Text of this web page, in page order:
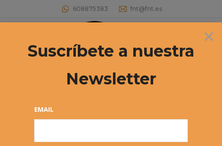
608875383 fnt@fnt.es
Buscar:
Archivos por año:2016
×
Suscríbete a nuestra
Newsletter
EMAIL